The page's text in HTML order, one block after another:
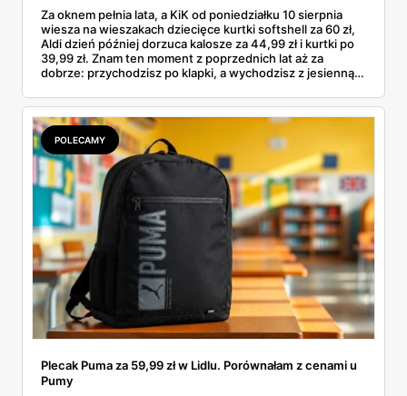
Za oknem pełnia lata, a KiK od poniedziałku 10 sierpnia
wiesza na wieszakach dziecięce kurtki softshell za 60 zł,
Aldi dzień później dorzuca kalosze za 44,99 zł i kurtki po
39,99 zł. Znam ten moment z poprzednich lat aż za
dobrze: przychodzisz po klapki, a wychodzisz z jesienną
pojawi się w gazetkach w przyszłym tygodniu i czy jest
sens kupować jesień, zanim skończą się wakacje.
POLECAMY
Plecak Puma za 59,99 zł w Lidlu. Porównałam z cenami u
Pumy